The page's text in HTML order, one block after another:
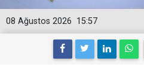
15:57
08 Ağustos 2026